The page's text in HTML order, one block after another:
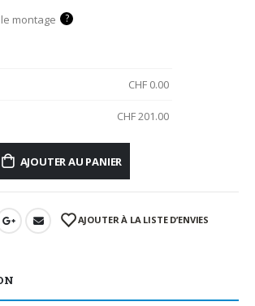
montage ?
CHF 0.00
CHF201.00
AJOUTER AU PANIER
AJOUTER À LA LISTE D’ENVIES